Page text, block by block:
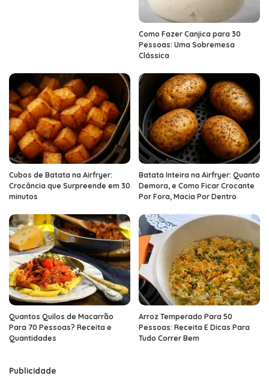
Como Fazer Canjica para 30
Pessoas: Uma Sobremesa
Clássica
Cubos de Batata na Airfryer:
Crocância que Surpreende em 30
minutos
Batata Inteira na Airfryer: Quanto
Demora, e Como Ficar Crocante
Por Fora, Macia Por Dentro
Quantos Quilos de Macarrão
Para 70 Pessoas? Receita e
Quantidades
Arroz Temperado Para 50
Pessoas: Receita E Dicas Para
Tudo Correr Bem
Publicidade